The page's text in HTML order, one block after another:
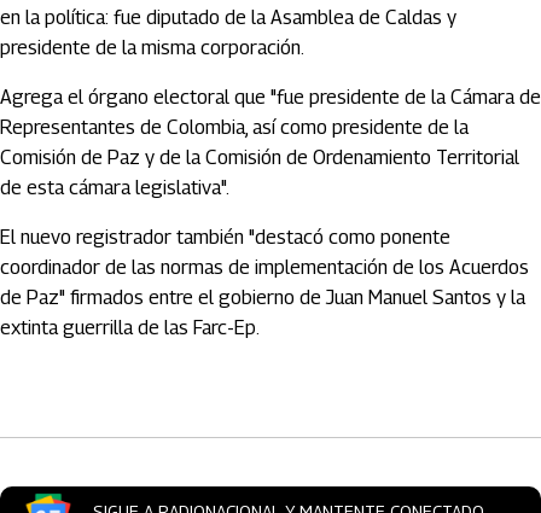
en la política: fue diputado de la Asamblea de Caldas y
presidente de la misma corporación.
Agrega el órgano electoral que "fue presidente de la Cámara de
Representantes de Colombia, así como presidente de la
Comisión de Paz y de la Comisión de Ordenamiento Territorial
de esta cámara legislativa".
El nuevo registrador también "destacó como ponente
coordinador de las normas de implementación de los Acuerdos
de Paz" firmados entre el gobierno de Juan Manuel Santos y la
extinta guerrilla de las Farc-Ep.